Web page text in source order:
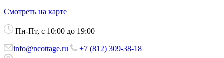
Смотреть на карте
Пн-Пт, с 10:00 до 19:00
info@ncottage.ru +7 (812) 309-38-18